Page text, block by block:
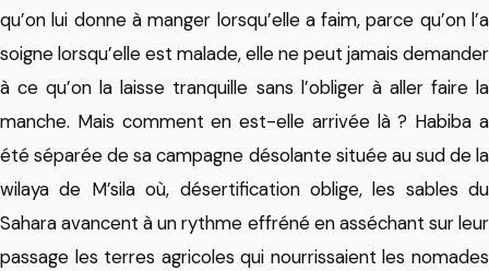
qu’on lui donne à manger lorsqu’elle a faim, parce qu’on l’a
soigne lorsqu’elle est malade, elle ne peut jamais demander
à ce qu’on la laisse tranquille sans l’obliger à aller faire la
manche. Mais comment en est-elle arrivée là ? Habiba a
été séparée de sa campagne désolante située au sud de la
wilaya de M’sila où, désertification oblige, les sables du
Sahara avancent à un rythme effréné en asséchant sur leur
passage les terres agricoles qui nourrissaient les nomades